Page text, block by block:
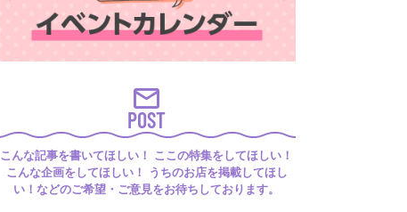
POST
こんな記事を書いてほしい！ ここの特集をしてほしい！
こんな企画をしてほしい！ うちのお店を掲載してほし
い！などのご希望・ご意見をお待ちしております。